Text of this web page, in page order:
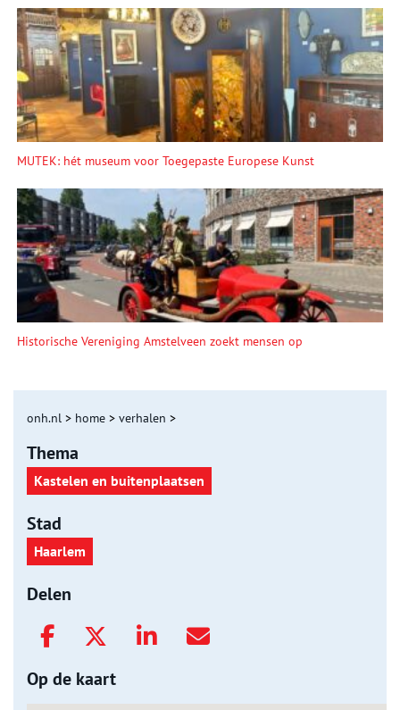
MUTEK: hét museum voor Toegepaste Europese Kunst
Historische Vereniging Amstelveen zoekt mensen op
onh.nl > home > verhalen >
Thema
Kastelen en buitenplaatsen
Stad
Haarlem
Delen
Op de kaart